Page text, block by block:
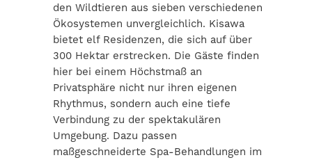
den Wildtieren aus sieben verschiedenen
Ökosystemen unvergleichlich. Kisawa
bietet elf Residenzen, die sich auf über
300 Hektar erstrecken. Die Gäste finden
hier bei einem Höchstmaß an
Privatsphäre nicht nur ihren eigenen
Rhythmus, sondern auch eine tiefe
Verbindung zu der spektakulären
Umgebung. Dazu passen
maßgeschneiderte Spa-Behandlungen im